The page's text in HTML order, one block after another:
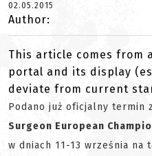
02.05.2015
Author:
This article comes from
portal and its display
deviate from current
Podano już oficjalny termin
Surgeon European
w dniach 11-13 września na